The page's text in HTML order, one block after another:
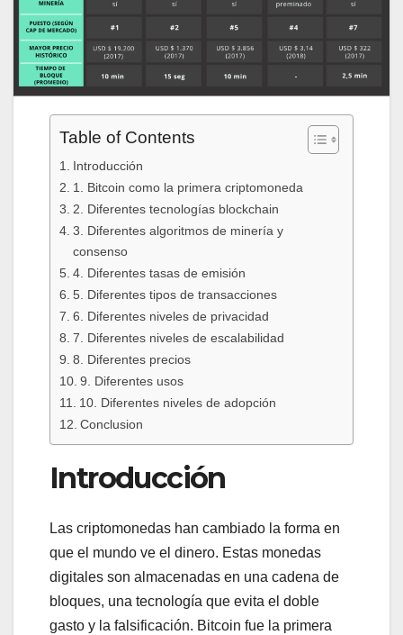
Table of Contents
Introducción
1. Bitcoin como la primera criptomoneda
2. Diferentes tecnologías blockchain
3. Diferentes algoritmos de minería y
consenso
4. Diferentes tasas de emisión
5. Diferentes tipos de transacciones
6. Diferentes niveles de privacidad
7. Diferentes niveles de escalabilidad
8. Diferentes precios
9. Diferentes usos
10. Diferentes niveles de adopción
Conclusion
Introducción
Las criptomonedas han cambiado la forma en
que el mundo ve el dinero. Estas monedas
digitales son almacenadas en una cadena de
bloques, una tecnología que evita el doble
gasto y la falsificación. Bitcoin fue la primera